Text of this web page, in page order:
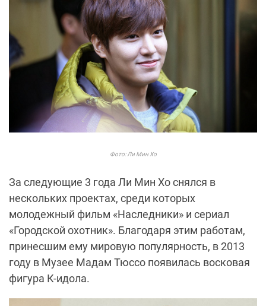
Фото: Ли Мин Хо
За следующие 3 года Ли Мин Хо снялся в
нескольких проектах, среди которых
молодежный фильм «Наследники» и сериал
«Городской охотник». Благодаря этим работам,
принесшим ему мировую популярность, в 2013
году в Музее Мадам Тюссо появилась восковая
фигура К-идола.